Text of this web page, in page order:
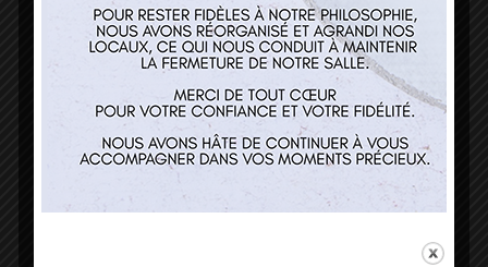
Nos services
Restaurant
Contact